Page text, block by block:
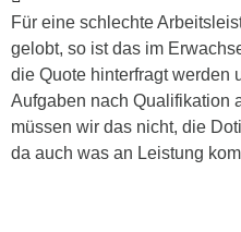
Für eine schlechte
gelobt, so ist das im
die Quote hinterfragt werden
Aufgaben nach Qualifikation
müssen wir das nicht, die
da auch was an Leistung